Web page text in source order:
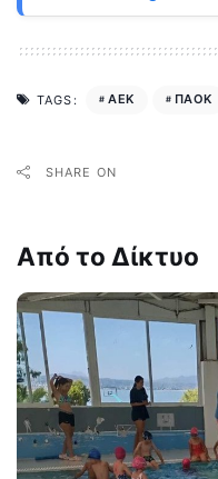
TAGS: ΑΕΚ ΠΑΟΚ
SHARE ON
Από το Δίκτυο